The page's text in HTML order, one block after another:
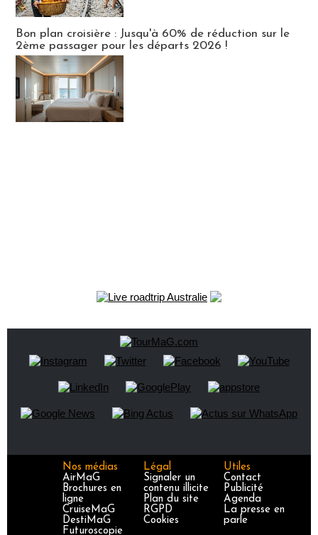
Bon plan croisière : Jusqu'à 60% de réduction sur le
2ème passager pour les départs 2026 !
Nos médias
AirMaG
Brochures en
ligne
CruiseMaG
DestiMaG
Futuroscopie
Légal
Signaler un
contenu illicite
Plan du site
RGPD
Cookies
Utiles
Contact
Publicité
Agenda
La presse en
parle